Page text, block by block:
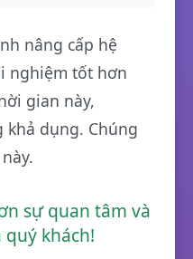
nâng cấp hệ
nghiệm tốt hơn
gian này,
dụng. Chúng
sự quan tâm và
khách!